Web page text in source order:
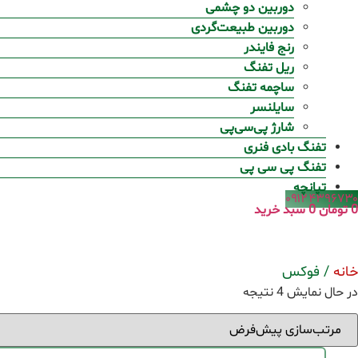
دوربین دو چشمی
دوربین طبیعت‌گردی
رنج فایندر
ریل تفنگ
ساچمه تفنگ
سایلنسر
شارژ پی‌سی‌پی
تفنگ بادی فنری
تفنگ پی سی پی
تپانچه
۰۹۱۲۴۳۹۶۷۳۰
0تومان0سبد خرید
خانه / فوکس
در حال نمایش 4 نتیجه